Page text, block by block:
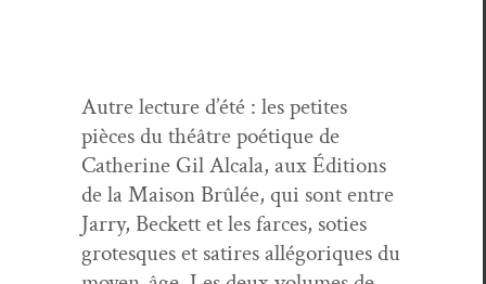
Autre lec­ture d’été : les petites
pièces du théâtre poé­tique de
Cather­ine Gil Alcala, aux Édi­tions
de la Mai­son Brûlée, qui sont entre
Jar­ry, Beck­ett et les farces, soties
grotesques et satires allé­goriques du